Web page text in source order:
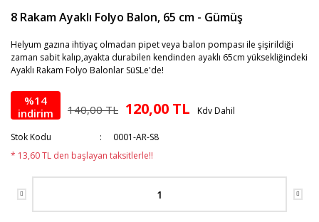
8 Rakam Ayaklı Folyo Balon, 65 cm - Gümüş
Helyum gazına ihtiyaç olmadan pipet veya balon pompası ile şişirildiği
zaman sabit kalıp,ayakta durabilen kendinden ayaklı 65cm yüksekliğindeki
Ayaklı Rakam Folyo Balonlar SüSLe'de!
%14
indirim
140,00 TL 120,00 TL Kdv Dahil
Stok Kodu
0001-AR-S8
* 13,60 TL den başlayan taksitlerle!!